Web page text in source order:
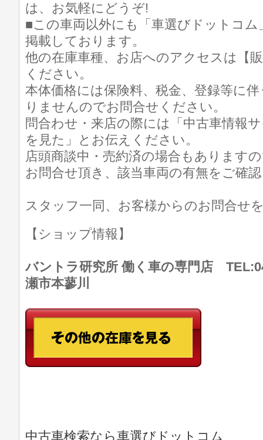
は、お気軽にどうぞ!
■この車両以外にも「車選びドットコ
掲載しております。
他の在庫車種、お店へのアクセスは【
ください。
本体価格には保険料、税金、登録等に
りませんのでお問合せください。
問合わせ・来店の際には「中古車情報
を見た」とお伝えください。
店頭商談中・売約済の場合もあります
お問合せ頂き、該当車両の有無をご確
スタッフ一同、お客様からのお問合せ
【ショップ情報】
バントラ研究所 働く車の専門店
瀬市本蓼川
中古車検索なら車選びドットコム